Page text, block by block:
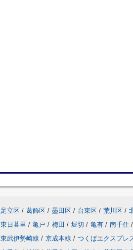
足立区 / 葛飾区 / 墨田区 / 台東区 / 荒川区 /
東日暮里 / 亀戸 / 梅田 / 堀切 / 亀有 / 南千住 /
東武伊勢崎線 / 京成本線 / つくばエクスプレ